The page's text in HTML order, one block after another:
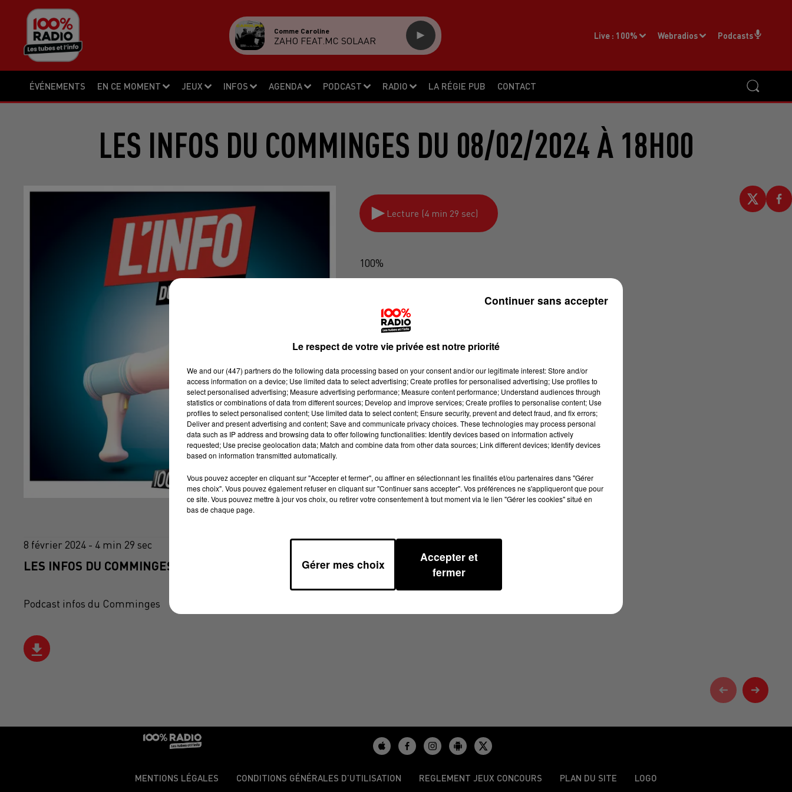
ÉVÉNEMENTS EN CE MOMENT JEUX INFOS AGENDA PODCAST RADIO LA RÉGIE PUB CONTACT
Live : 100% Webradios Podcasts
Comme Caroline
ZAHO FEAT.MC SOLAAR
LES INFOS DU COMMINGES DU 08/02/2024 À 18H00
Lecture (4 min 29 sec)
100%
8 février 2024 - 4 min 29 sec
LES INFOS DU COMMINGES DU 08/02/2024 À 18H00
Podcast infos du Comminges
MENTIONS LÉGALES CONDITIONS GÉNÉRALES D’UTILISATION REGLEMENT JEUX CONCOURS PLAN DU SITE LOGO
Le respect de votre vie privée est notre priorité
We and our (447) partnersdo the following data processing based on your consent and/or our legitimate interest: Store and/or
access information on a device; Use limited data to select advertising; Create profiles for personalised advertising; Use profiles to
select personalised advertising; Measure advertising performance; Measure content performance; Understand audiences through
statistics or combinations of data from different sources; Develop and improve services; Create profiles to personalise content; Use
profiles to select personalised content; Use limited data to select content; Ensure security, prevent and detect fraud, and fix errors;
Deliver and present advertising and content; Save and communicate privacy choices. These technologies may process personal
data such as IP address and browsing data to offer following functionalities: Identify devices based on information actively
requested; Use precise geolocation data; Match and combine data from other data sources; Link different devices; Identify devices
based on information transmitted automatically.
Vous pouvez accepter en cliquant sur "Accepter et fermer", ou affiner en sélectionnant les finalités et/ou partenaires dans "Gérer
mes choix". Vous pouvez également refuser en cliquant sur "Continuer sans accepter". Vos préférences ne s'appliqueront que pour
ce site. Vous pouvez mettre à jour vos choix, ou retirer votre consentement à tout moment via le lien "Gérer les cookies" situé en
bas de chaque page.
Gérer mes choix
Accepter et
fermer
Continuer sans accepter